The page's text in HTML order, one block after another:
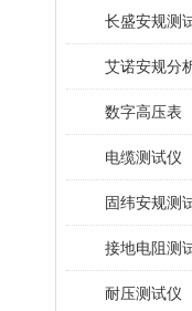
长盛安规测
艾诺安规分
数字高压表
电缆测试仪
固纬安规测
接地电阻测
耐压测试仪